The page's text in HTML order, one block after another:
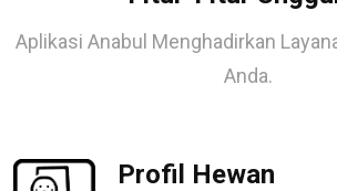
Aplikasi Anabul Menghadirkan
Anda.
Profil Hewan